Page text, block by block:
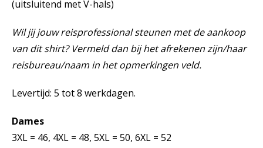
(uitsluitend met V-hals)
Wil jij jouw reisprofessional steunen met de aankoop
van dit shirt? Vermeld dan bij het afrekenen zijn/haar
reisbureau/naam in het opmerkingen veld.
Levertijd: 5 tot 8 werkdagen.
Dames
3XL = 46, 4XL = 48, 5XL = 50, 6XL = 52